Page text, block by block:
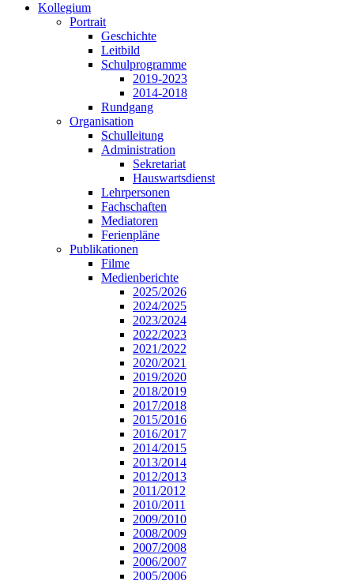
Kollegium
Portrait
Geschichte
Leitbild
Schulprogramme
2019-2023
2014-2018
Rundgang
Organisation
Schulleitung
Administration
Sekretariat
Hauswartsdienst
Lehrpersonen
Fachschaften
Mediatoren
Ferienpläne
Publikationen
Filme
Medienberichte
2025/2026
2024/2025
2023/2024
2022/2023
2021/2022
2020/2021
2019/2020
2018/2019
2017/2018
2015/2016
2016/2017
2014/2015
2013/2014
2012/2013
2011/2012
2010/2011
2009/2010
2008/2009
2007/2008
2006/2007
2005/2006